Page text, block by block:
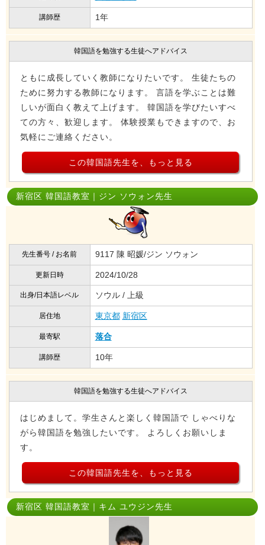
講師歴 1年
韓国語を勉強する生徒へアドバイス
ともに成長していく教師になりたいです。 生徒たちの
ために努力する教師になります。 言語を学ぶことは難
しいが面白く教えて上げます。 韓国語を学びたいすべ
ての方々、歓迎します。 体験授業もできますので、お
気軽にご連絡ください。
この韓国語先生を、もっと見る
新宿区 韓国語教室｜ジン ソウォン先生
先生番号 / お名前 9117 陳 昭媛/ジン ソウォン
更新日時 2024/10/28
出身/日本語レベル ソウル / 上級
居住地 東京都 新宿区
最寄駅 落合
講師歴 10年
韓国語を勉強する生徒へアドバイス
はじめまして。学生さんと楽しく韓国語で しゃべりな
がら韓国語を勉強したいです。 よろしくお願いしま
す。
この韓国語先生を、もっと見る
新宿区 韓国語教室｜キム ユウジン先生